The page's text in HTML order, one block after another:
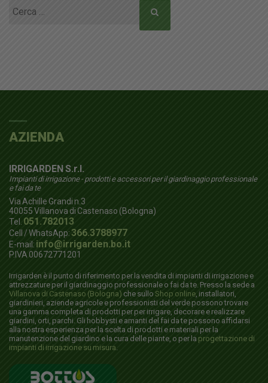
Ricerca
AZIENDA
IRRIGARDEN S.r.l.
Impianti di irrigazione - prodotti e accessori per il giardinaggio professionale
e fai da te
Via Achille Grandi n.3
40055Villanova di Castenaso (Bologna)
Tel. 051.782013
Cell / WhatsApp:366.3788977
E-mail: info@irrigarden.bo.it
P.IVA 00672771201
Irrigarden è il punto di riferimento per la vendita di impianti di irrigazione e
attrezzature per il giardinaggio professionale o fai da te. Presso la sede a
Villanova di Castenaso (Bologna) che sullo Shop online , installatori,
giardinieri, aziende agricole e professionisti del verde possono trovare
una gamma completa di prodotti per per irrigare, decorare e realizzare
giardini, orti, parchi. Gli hobbysti e amanti del fai da te possono affidarsi
alla nostra esperienza per la scelta di prodotti e materiali per la
manutenzione del giardino e la cura delle piante, o per la progettazione di
impianti di irrigazione su misura